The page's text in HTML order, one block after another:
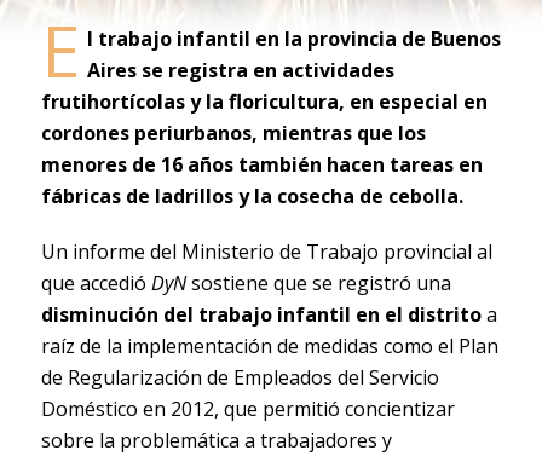
E l trabajo infantil en la provincia de Buenos
Aires se registra en actividades
frutihortícolas y la floricultura, en especial en
cordones periurbanos, mientras que los
menores de 16 años también hacen tareas en
fábricas de ladrillos y la cosecha de cebolla.
Un informe del Ministerio de Trabajo provincial al
que accedió DyNsostiene que se registró una
disminución del trabajo infantil en el distritoa
raíz de la implementación de medidas como el Plan
de Regularización de Empleados del Servicio
Doméstico en 2012, que permitió concientizar
sobre la problemática a trabajadores y